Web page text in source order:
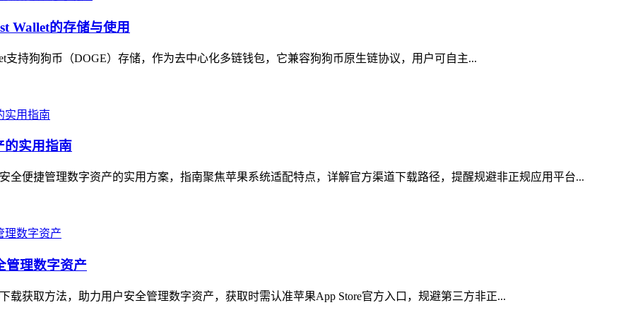
Wallet的存储与使用
支持狗狗币（DOGE）存储，作为去中心化多链钱包，它兼容狗狗币原生链协议，用户可自主...
的实用指南
全便捷管理数字资产的实用方案，指南聚焦苹果系统适配特点，详解官方渠道下载路径，提醒规避非正规应用平台...
管理数字资产
载获取方法，助力用户安全管理数字资产，获取时需认准苹果App Store官方入口，规避第三方非正...